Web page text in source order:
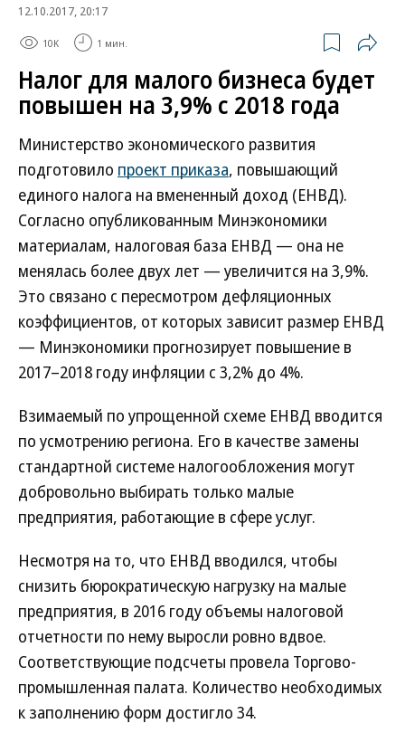
12.10.2017, 20:17
10K 1 мин.
Налог для малого бизнеса будет
повышен на 3,9% с 2018 года
Министерство экономического развития
подготовило проект приказа, повышающий
единого налога на вмененный доход (ЕНВД).
Согласно опубликованным Минэкономики
материалам, налоговая база ЕНВД — она не
менялась более двух лет — увеличится на 3,9%.
Это связано с пересмотром дефляционных
коэффициентов, от которых зависит размер ЕНВД
— Минэкономики прогнозирует повышение в
2017–2018 году инфляции с 3,2% до 4%.
Взимаемый по упрощенной схеме ЕНВД вводится
по усмотрению региона. Его в качестве замены
стандартной системе налогообложения могут
добровольно выбирать только малые
предприятия, работающие в сфере услуг.
Несмотря на то, что ЕНВД вводился, чтобы
снизить бюрократическую нагрузку на малые
предприятия, в 2016 году объемы налоговой
отчетности по нему выросли ровно вдвое.
Соответствующие подсчеты провела Торгово-
промышленная палата. Количество необходимых
к заполнению форм достигло 34.